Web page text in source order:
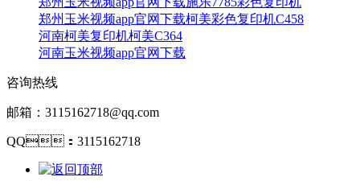
郑州玉米视频app官网下载柯美彩色复印机C458
河南柯美复印机柯美C364
河南玉米视频app官网下载
咨询热线
邮箱：3115162718@qq.com
QQ：3115162718